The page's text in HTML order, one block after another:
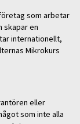
som arbetar
skapar en
internationellt,
Mikrokurs
eller
som inte alla